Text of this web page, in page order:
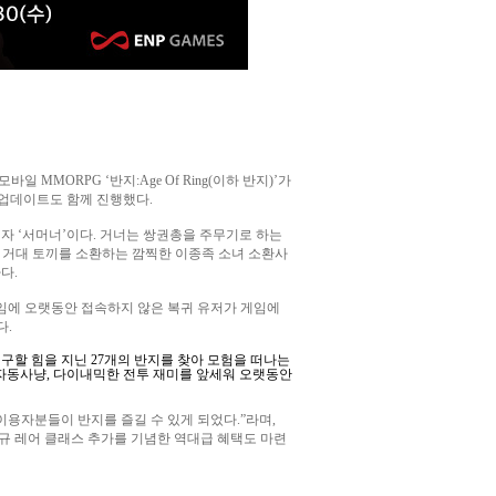
바일 MMORPG ‘반지 :Age Of Ring(이하 반지 )’가
데이트도 함께 진행했다.
‘서머너 ’이다. 거너는 쌍권총을 주무기로 하는
대 토끼를 소환하는 깜찍한 이종족 소녀 소환사
.
에 오랫동안 접속하지 않은 복귀 유저가 게임에
.
할 힘을 지닌 27개의 반지를 찾아 모험을 떠나는
동사냥, 다이내믹한 전투 재미를 앞세워 오랫동안
자분들이 반지를 즐길 수 있게 되었다.”라며,
레어 클래스 추가를 기념한 역대급 혜택도 마련